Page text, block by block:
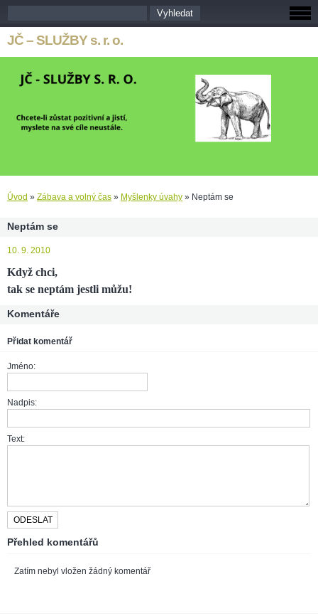
JČ – SLUŽBY s. r. o.
Úvod » Zábava a volný čas » Myšlenky úvahy » Neptám se
Neptám se
10. 9. 2010
Když chci,
tak se neptám jestli můžu!
Komentáře
Přidat komentář
Jméno:
Nadpis:
Text:
Přehled komentářů
Zatím nebyl vložen žádný komentář